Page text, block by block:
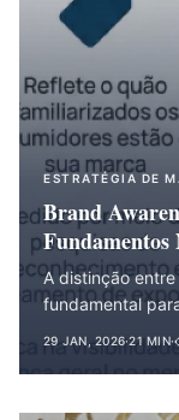
ESTRATÉGIA DE
Brand
Fundamentos
Estratégicas
Transação
A distinção
fundamental
29 JAN, 2026·21 MIN·